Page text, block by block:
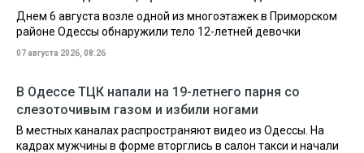
Днем 6 августа возле одной из многоэтажек в Приморском
районе Одессы обнаружили тело 12-летней девочки
07 августа 2026, 08:26
В Одессе ТЦК напали на 19-летнего парня со
слезоточивым газом и избили ногами
В местных каналах распространяют видео из Одессы. На
кадрах мужчины в форме вторглись в салон такси и начали